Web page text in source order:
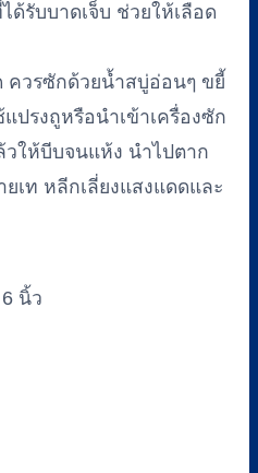
ด้รับบาดเจ็บ ช่วยให้เลือด
ควรซักด้วยน้ำสบู่อ่อนๆ ขยี้
ปรงถูหรือนำเข้าเครื่องซัก
วให้บีบจนแห้ง นำไปตาก
เท หลีกเลี่ยงแสงแดดและ
นิ้ว